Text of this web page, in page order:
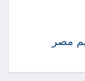
مصر